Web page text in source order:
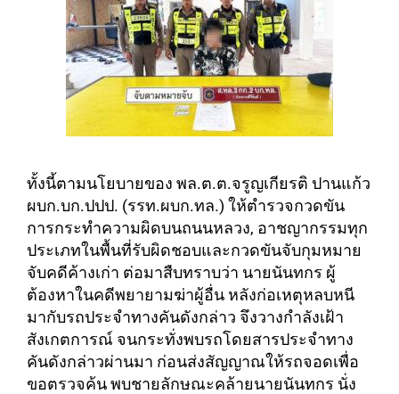
ทั้งนี้ตามนโยบายของ พล.ต.ต.จรูญเกียรติ ปานแก้ว
ผบก.บก.ปปป. (รรท.ผบก.ทล.) ให้ตำรวจกวดขัน
การกระทำความผิดบนถนนหลวง, อาชญากรรมทุก
ประเภทในพื้นที่รับผิดชอบและกวดขันจับกุมหมาย
จับคดีค้างเก่า ต่อมาสืบทราบว่า นายนันทกร ผู้
ต้องหาในคดีพยายามฆ่าผู้อื่น หลังก่อเหตุหลบหนี
มากับรถประจำทางคันดังกล่าว จึงวางกำลังเฝ้า
สังเกตการณ์ จนกระทั่งพบรถโดยสารประจำทาง
คันดังกล่าวผ่านมา ก่อนส่งสัญญาณให้รถจอดเพื่อ
ขอตรวจค้น พบชายลักษณะคล้ายนายนันทกร นั่ง